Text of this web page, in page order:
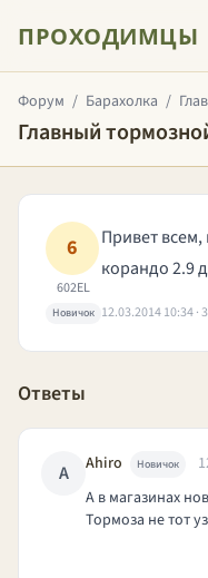
ПРОХОДИМЦЫ
Форум / Барахолка /
Главный
6
602EL
Новичок
Привет
корандо 2.9
12.03.2014 10:34 ·
Ответы
A Ahiro Новичок
А в магазинах
Тормоза не тот